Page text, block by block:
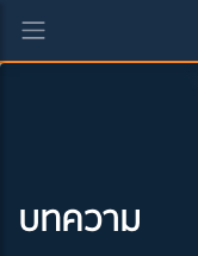
บทความ